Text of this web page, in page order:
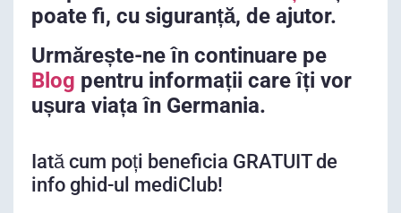
poate fi, cu siguranță, de ajutor.
Urmărește-ne în continuare pe
Blog pentru informații care îți vor
ușura viața în Germania.
Iată cum poți beneficia GRATUIT de
info ghid-ul mediClub!